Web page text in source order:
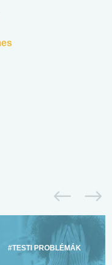
#TESTI PROBLÉMÁK